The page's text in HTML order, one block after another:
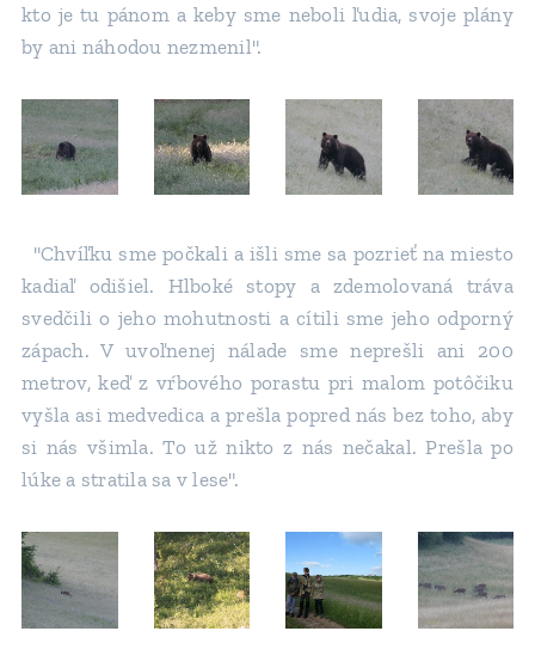
kto je tu pánom a keby sme neboli ľudia, svoje plány
by ani náhodou nezmenil".
"Chvíľku sme počkali a išli sme sa pozrieť na miesto
kadiaľ odišiel. Hlboké stopy a zdemolovaná tráva
svedčili o jeho mohutnosti a cítili sme jeho odporný
zápach. V uvoľnenej nálade sme neprešli ani 200
metrov, keď z vŕbového porastu pri malom potôčiku
vyšla asi medvedica a prešla popred nás bez toho, aby
si nás všimla. To už nikto z nás nečakal. Prešla po
lúke a stratila sa v lese".